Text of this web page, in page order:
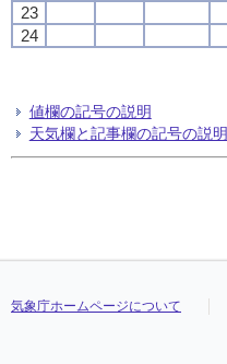
23
24
値欄の記号の説明
天気欄と記事欄の記号の説明
気象庁ホームページについて